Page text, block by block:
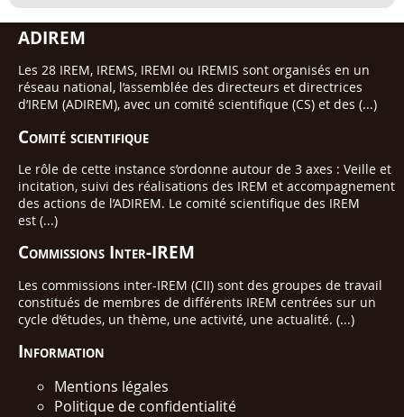
ADIREM
Les 28 IREM, IREMS, IREMI ou IREMIS sont organisés en un
réseau national, l’assemblée des directeurs et directrices
d’IREM (ADIREM), avec un comité scientifique (CS) et des (...)
Comité scientifique
Le rôle de cette instance s’ordonne autour de 3 axes : Veille et
incitation, suivi des réalisations des IREM et accompagnement
des actions de l’ADIREM. Le comité scientifique des IREM
est (...)
Commissions Inter-IREM
Les commissions inter-IREM (CII) sont des groupes de travail
constitués de membres de différents IREM centrées sur un
cycle d’études, un thème, une activité, une actualité. (...)
Information
Mentions légales
Politique de confidentialité